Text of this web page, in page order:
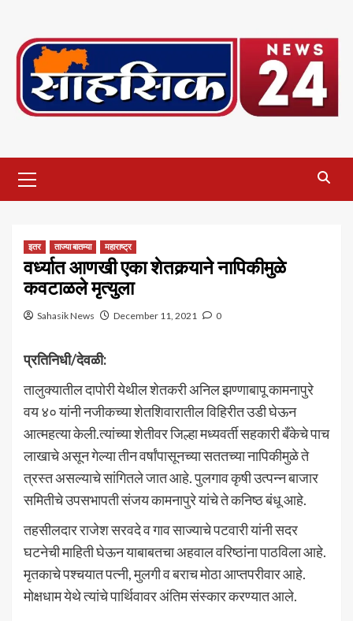
content
Menu
इतर ताज्या बातम्या महाराष्ट्र
वर्ध्यात आणखी एका शेतकर्‍याने नापिकीमुळे
कवटाळले मृत्युला
Sahasik News December 11, 2021 0
प्रतिनिधी/देवळी:
तालुक्यातील दापोरी येथील शेतकरी अनिल झण्णाबापू कामनापुरे
वय ४० यांनी नजीकच्या शेतशिवारातील विहिरीत उडी घेऊन
आत्महत्या केली.त्यांच्या शेतीवर जिल्हा मध्यवर्ती सहकारी बँकेचे पाच
लाखाचे असून गेल्या तीन वर्षांपासूनच्या सततच्या नापिकीमुळे ते
त्रस्त असल्याचे सांगितले जात आहे. पुलगाव कृषी उत्पन्न बाजार
समितीचे उपसभापती संजय कामनापुरे यांचे ते कनिष्ठ बंधू आहे.
तहसीलदार राजेश सरवदे व गाव साज्याचे पटवारी यांनी सदर
घटनेची माहिती घेऊन याबाबतचा अहवाल वरिष्ठांना पाठविला आहे.
मृतकाचे पश्चयात पत्नी, मुलगी व बराच मोठा आप्तपरीवार आहे.
मोक्षधाम येथे त्यांचे पार्थिवावर अंतिम संस्कार करण्यात आले.